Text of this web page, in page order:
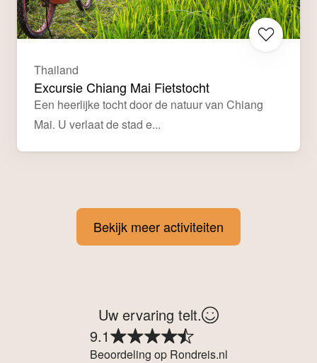
Thailand
Excursie Chiang Mai Fietstocht
Een heerlijke tocht door de natuur van Chiang
Mai. U verlaat de stad e...
Bekijk meer activiteiten
Uw ervaring telt.
9.1
Beoordeling op Rondreis.nl